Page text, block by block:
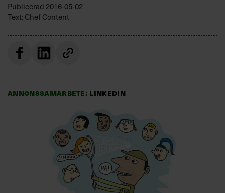
Logga in
Prenumerera
Villkor och policy för
personuppgiftsbehandling
efter:
Publicerad 2016-05-02
Text: Chef Content
Annonssamarbete: Linkedin